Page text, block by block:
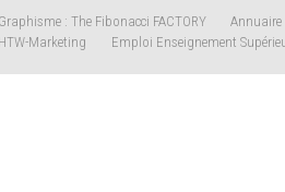
Graphisme : The Fibonacci FACTORY
Annuaire
Marketing
Emploi Enseignement